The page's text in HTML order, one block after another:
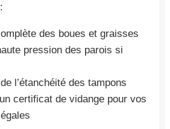
des boues et graisses
pression des parois si
l’étanchéité des tampons
certificat de vidange pour vos